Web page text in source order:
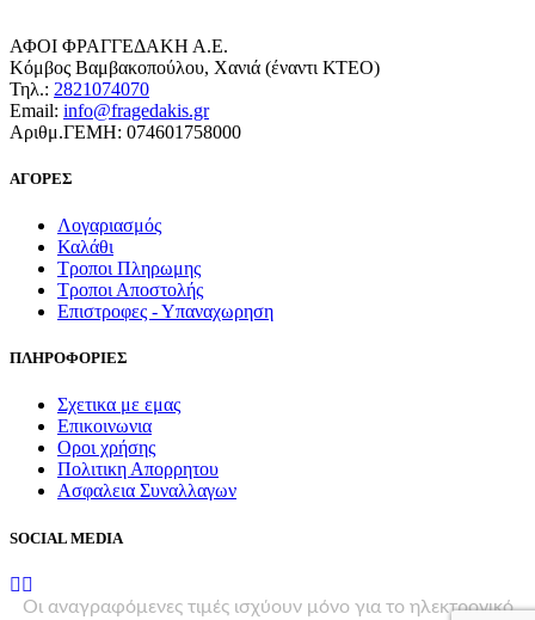
ΑΦΟΙ ΦΡΑΓΓΕΔΑΚΗ Α.Ε.
Κόμβος Βαμβακοπούλου, Χανιά (έναντι ΚΤΕΟ)
Τηλ.: 2821074070
Email: info@fragedakis.gr
Αριθμ.ΓΕΜΗ: 074601758000
ΑΓΟΡΕΣ
Λογαριασμός
Καλάθι
Τροποι Πληρωμης
Τροποι Αποστολής
Επιστροφες - Υπαναχωρηση
ΠΛΗΡΟΦΟΡΙΕΣ
Σχετικα με εμας
Επικοινωνια
Οροι χρήσης
Πολιτικη Απορρητου
Ασφαλεια Συναλλαγων
SOCIAL MEDIA
Οι αναγραφόμενες τιμές ισχύουν μόνο για το ηλεκτρονικό